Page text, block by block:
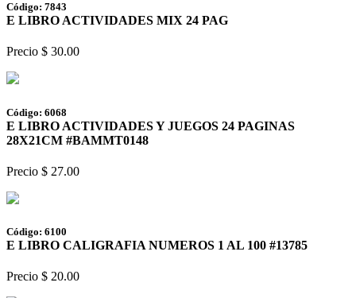
Código: 7843
E LIBRO ACTIVIDADES MIX 24 PAG
Precio $ 30.00
Código: 6068
E LIBRO ACTIVIDADES Y JUEGOS 24 PAGINAS
28X21CM #BAMMT0148
Precio $ 27.00
Código: 6100
E LIBRO CALIGRAFIA NUMEROS 1 AL 100 #13785
Precio $ 20.00